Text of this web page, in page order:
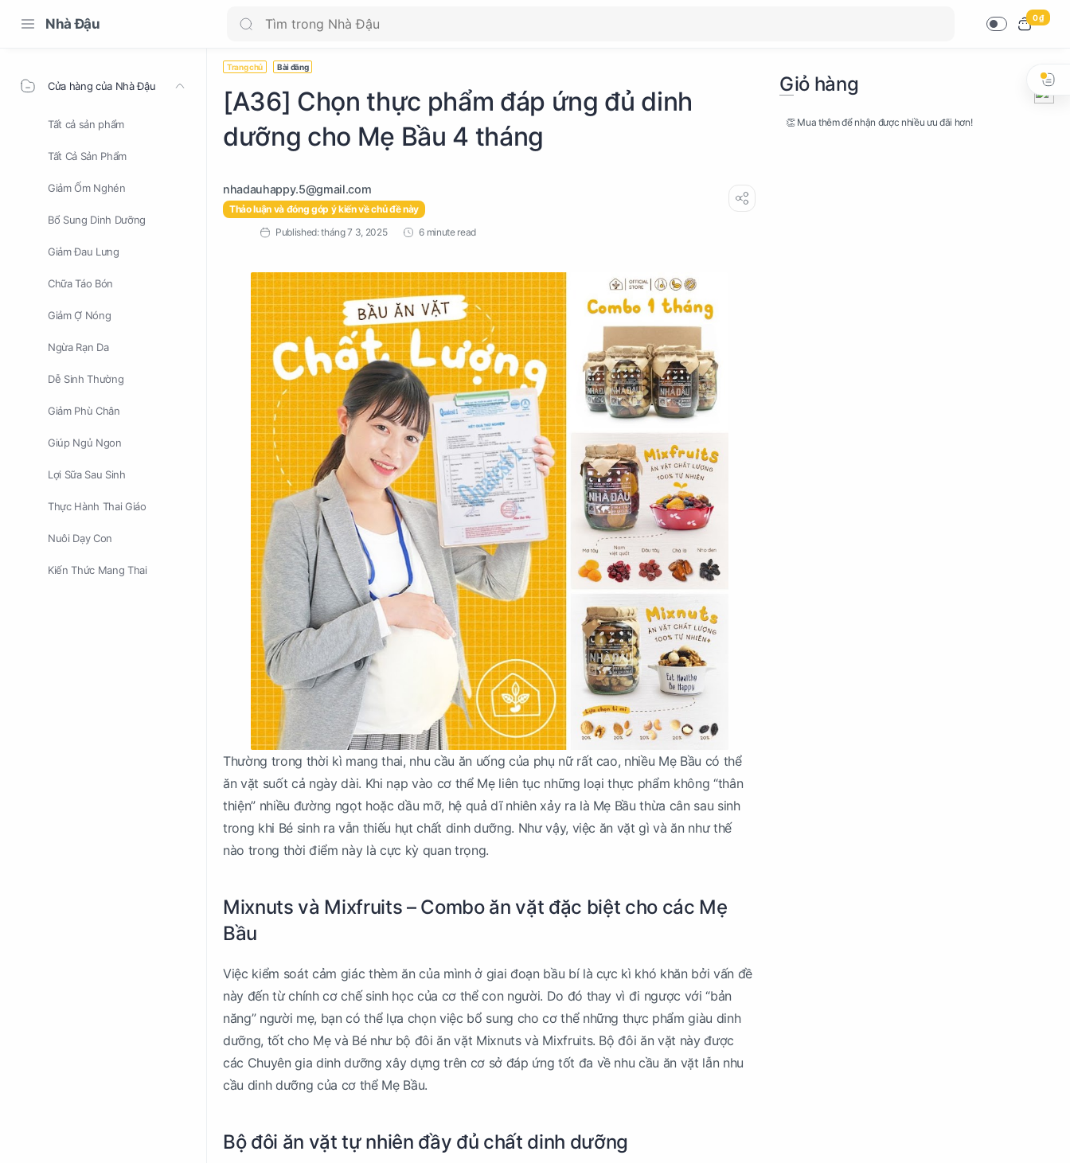
Nhà Đậu 0 ₫
Cửa hàng của Nhà Đậu
Tất cả sản phẩm
Tất Cả Sản Phẩm
Giảm Ốm Nghén
Bổ Sung Dinh Dưỡng
Giảm Đau Lưng
Chữa Táo Bón
Giảm Ợ Nóng
Ngừa Rạn Da
Dễ Sinh Thường
Giảm Phù Chân
Giúp Ngủ Ngon
Lợi Sữa Sau Sinh
Thực Hành Thai Giáo
Nuôi Dạy Con
Kiến Thức Mang Thai
Trang chủ Bài đăng
[A36] Chọn thực phẩm đáp ứng đủ dinh
dưỡng cho Mẹ Bầu 4 tháng
Thảo luận và đóng góp ý kiến về chủ đề này
6 minute read
Thường trong thời kì mang thai, nhu cầu ăn uống của phụ nữ rất cao, nhiều Mẹ Bầu có thể
ăn vặt suốt cả ngày dài. Khi nạp vào cơ thể Mẹ liên tục những loại thực phẩm không “thân
thiện” nhiều đường ngọt hoặc dầu mỡ, hệ quả dĩ nhiên xảy ra là Mẹ Bầu thừa cân sau sinh
trong khi Bé sinh ra vẫn thiếu hụt chất dinh dưỡng. Như vậy, việc ăn vặt gì và ăn như thế
nào trong thời điểm này là cực kỳ quan trọng.
Mixnuts và Mixfruits – Combo ăn vặt đặc biệt cho các Mẹ
Bầu
Việc kiểm soát cảm giác thèm ăn của mình ở giai đoạn bầu bí là cực kì khó khăn bởi vấn đề
này đến từ chính cơ chế sinh học của cơ thể con người. Do đó thay vì đi ngược với “bản
năng” người mẹ, bạn có thể lựa chọn việc bổ sung cho cơ thể những thực phẩm giàu dinh
dưỡng, tốt cho Mẹ và Bé như bộ đôi ăn vặt Mixnuts và Mixfruits. Bộ đôi ăn vặt này được
các Chuyên gia dinh dưỡng xây dựng trên cơ sở đáp ứng tốt đa về nhu cầu ăn vặt lẫn nhu
cầu dinh dưỡng của cơ thể Mẹ Bầu.
Bộ đôi ăn vặt tự nhiên đầy đủ chất dinh dưỡng
Giỏ hàng
👏 Mua thêm để nhận được nhiều ưu đãi hơn!